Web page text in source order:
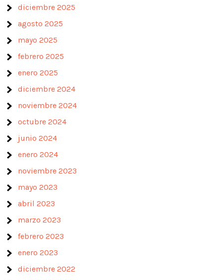
diciembre 2025
agosto 2025
mayo 2025
febrero 2025
enero 2025
diciembre 2024
noviembre 2024
octubre 2024
junio 2024
enero 2024
noviembre 2023
mayo 2023
abril 2023
marzo 2023
febrero 2023
enero 2023
diciembre 2022